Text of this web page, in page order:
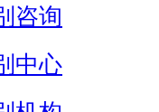
咨询
中心